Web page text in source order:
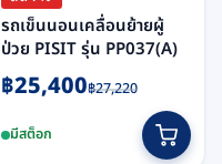
รถเข็นนอนเคลื่อนย้ายผู้
ป่วย PISIT รุ่น PP037(A)
฿27,220
Original
was:
฿25,400
Current
is:มีสต็อก